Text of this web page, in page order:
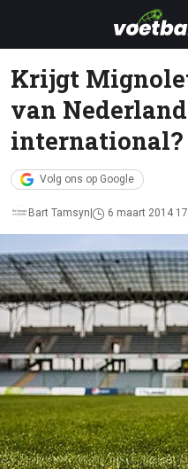
Krijgt
van
international?
Volg ons op Google
Bart Tamsyn 6 maart 2014